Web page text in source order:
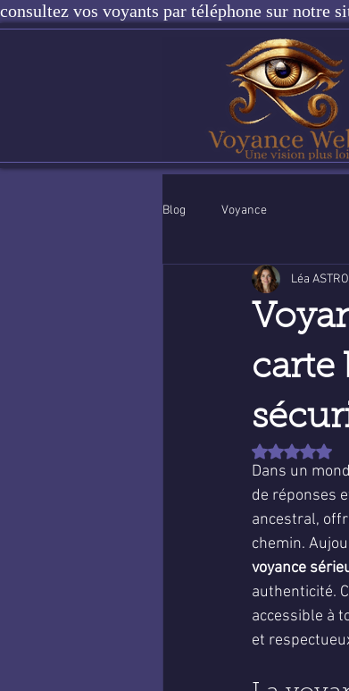
consultez vos voyants par téléphone sur notre
Blog Voyance
carte
Léa ASTRO
Noté NaN
Dans un
de réponses
ancestral,
chemin.
voyance
authenticité.
accessible à
et